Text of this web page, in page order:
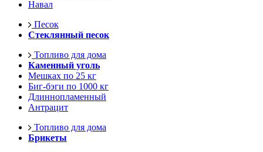
Навал
Песок
Стеклянный песок
Топливо для дома
Каменный уголь
Мешках по 25 кг
Биг-бэги по 1000 кг
Длиннопламенный
Антрацит
Топливо для дома
Брикеты